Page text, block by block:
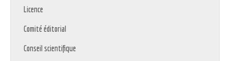
Licence
Comité éditorial
Conseil scientifique